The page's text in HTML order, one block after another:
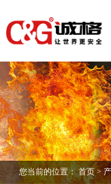
您当前的位置：首页>